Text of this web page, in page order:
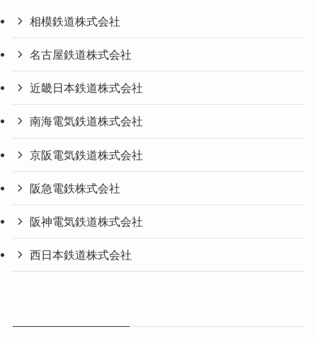
相模鉄道株式会社
名古屋鉄道株式会社
近畿日本鉄道株式会社
南海電気鉄道株式会社
京阪電気鉄道株式会社
阪急電鉄株式会社
阪神電気鉄道株式会社
西日本鉄道株式会社